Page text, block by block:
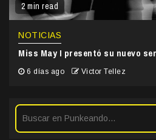
2 min read
NOTICIAS
Miss May I presentó su nuevo
6 días ago Victor Tellez